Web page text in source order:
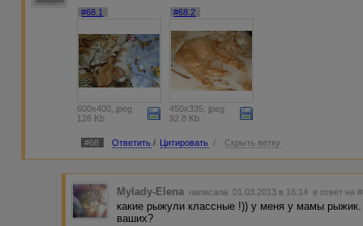
#68.1
600x400, jpeg
126 Kb
#68.2
450x335, jpeg
92.8 Kb
#68 Ответить / Цитировать / Скрыть ветку
Mylady-Elena написала 01.03.2013 в 16:14 в ответ на
какие рыжули классные !)) у меня у мамы
ваших?